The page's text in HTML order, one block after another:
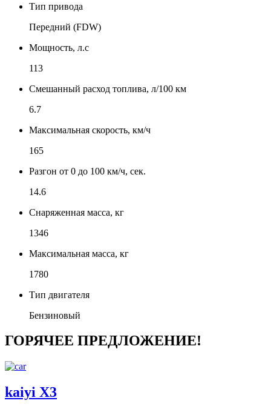
Тип привода
Передний (FDW)
Мощность, л.с
113
Смешанный расход топлива, л/100 км
6.7
Максимальная скорость, км/ч
165
Разгон от 0 до 100 км/ч, сек.
14.6
Снаряженная масса, кг
1346
Максимальная масса, кг
1780
Тип двигателя
Бензиновый
ГОРЯЧЕЕ ПРЕДЛОЖЕНИЕ!
kaiyi X3